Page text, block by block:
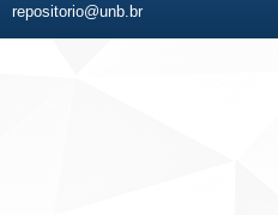
repositorio@unb.br